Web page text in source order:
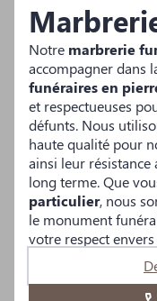
LA TOUR-DU-PIN
SAINT-BONNET-DE-
TIGNIEU-JAMEYZIEU
CRÉMIEU
LA TOUR-DU-PIN
TIGNIEU-JAMEYZIEU
Notre marbrerie
accompagner dans
funéraires en
et respectueuses
défunts. Nous
haute qualité pour
ainsi leur
long terme. Que
particulier, nous
le monument
votre respect